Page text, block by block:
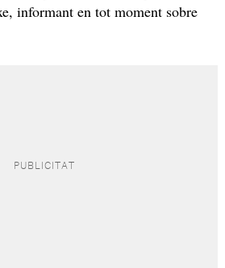
informant en tot moment sobre